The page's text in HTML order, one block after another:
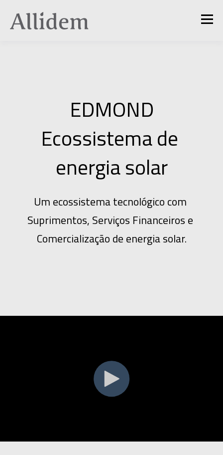
EDMOND
Ecossistema de
energia solar
Suprimentos, Serviços Financeiros e
Comercialização de energia solar.